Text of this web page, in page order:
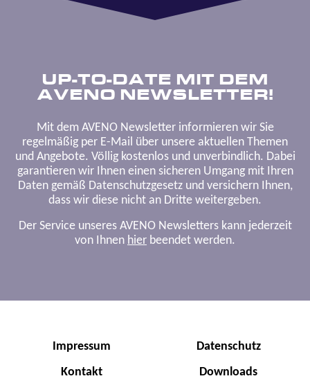
UP-TO-DATE MIT DEM
AVENO NEWSLETTER!
Mit dem AVENO Newsletter informieren wir Sie
regelmäßig per E-Mail über unsere aktuellen Themen
und Angebote. Völlig kostenlos und unverbindlich. Dabei
garantieren wir Ihnen einen sicheren Umgang mit Ihren
Daten gemäß Datenschutzgesetz und versichern Ihnen,
dass wir diese nicht an Dritte weitergeben.
Der Service unseres AVENO Newsletters kann jederzeit
von Ihnen hier beendet werden.
Impressum
Datenschutz
Kontakt
Downloads